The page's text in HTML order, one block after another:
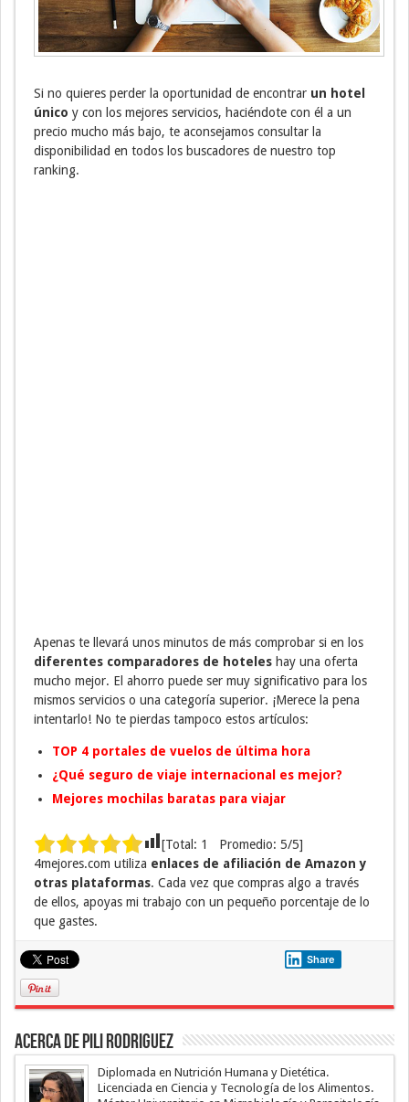
Si no quieres perder la oportunidad de encontrar un hotel
único y con los mejores servicios, haciéndote con él a un
precio mucho más bajo, te aconsejamos consultar la
disponibilidad en todos los buscadores de nuestro top
ranking.
Apenas te llevará unos minutos de más comprobar si en los
diferentes comparadores de hoteles hay una oferta
mucho mejor. El ahorro puede ser muy significativo para los
mismos servicios o una categoría superior. ¡Merece la pena
intentarlo! No te pierdas tampoco estos artículos:
TOP 4 portales de vuelos de última hora
¿Qué seguro de viaje internacional es mejor?
Mejores mochilas baratas para viajar
[Total: 1 Promedio: 5/5]
4mejores.com utiliza enlaces de afiliación de Amazon y
otras plataformas. Cada vez que compras algo a través
de ellos, apoyas mi trabajo con un pequeño porcentaje de lo
que gastes.
Share
Acerca de Pili Rodriguez
Diplomada en Nutrición Humana y Dietética.
Licenciada en Ciencia y Tecnología de los Alimentos.